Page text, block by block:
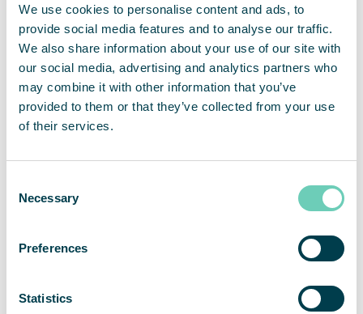
We use cookies to personalise content and ads, to
provide social media features and to analyse our traffic.
We also share information about your use of our site with
our social media, advertising and analytics partners who
may combine it with other information that you’ve
provided to them or that they’ve collected from your use
of their services.
Selection
Necessary
Preferences
Statistics
WHO on air pollution
European Commision on Environment and
Quality of Life
How does air pollution affect your health?